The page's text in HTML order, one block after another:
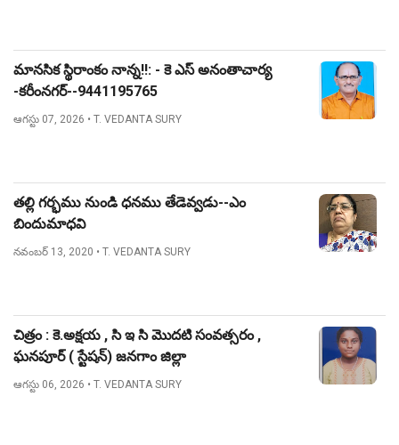
మానసిక స్థిరాంకం నాన్న!!: - కె ఎస్ అనంతాచార్య
-కరీంనగర్--9441195765
ఆగస్టు 07, 2026 • T. VEDANTA SURY
తల్లి గర్భము నుండి ధనము తేడెవ్వడు--ఎం
బిందుమాధవి
నవంబర్ 13, 2020 • T. VEDANTA SURY
చిత్రం : కె.అక్షయ , సి ఇ సి మొదటి సంవత్సరం ,
ఘనపూర్ ( స్టేషన్) జనగాం జిల్లా
ఆగస్టు 06, 2026 • T. VEDANTA SURY